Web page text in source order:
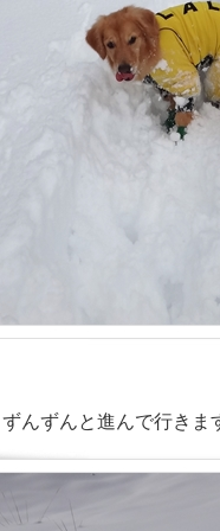
んずんと進んで行きま